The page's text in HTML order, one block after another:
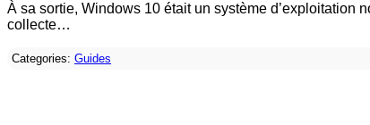
À sa sortie, Windows 10 était un système d’exploitation
collecte…
Categories: Guides